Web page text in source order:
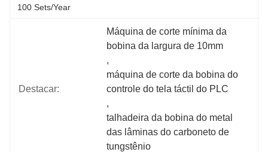
100 Sets/year
Destacar:
Máquina de corte mínima da
bobina da largura de 10mm
,
máquina de corte da bobina do
controle do tela táctil do PLC
,
talhadeira da bobina do metal
das lâminas do carboneto de
tungstênio